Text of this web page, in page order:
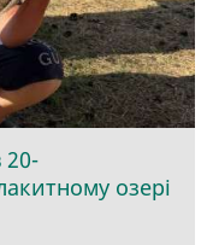
20-
озері